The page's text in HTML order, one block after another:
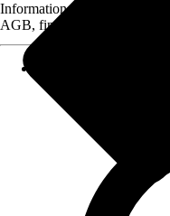
Informationen des
AGB, finden Sie bei Klick